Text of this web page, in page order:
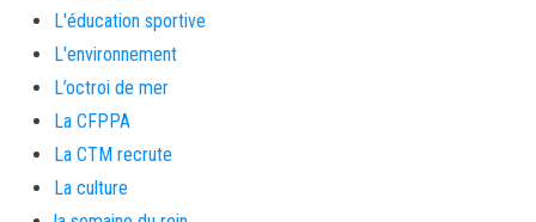
L'éducation sportive
L'environnement
L’octroi de mer
La CFPPA
La CTM recrute
La culture